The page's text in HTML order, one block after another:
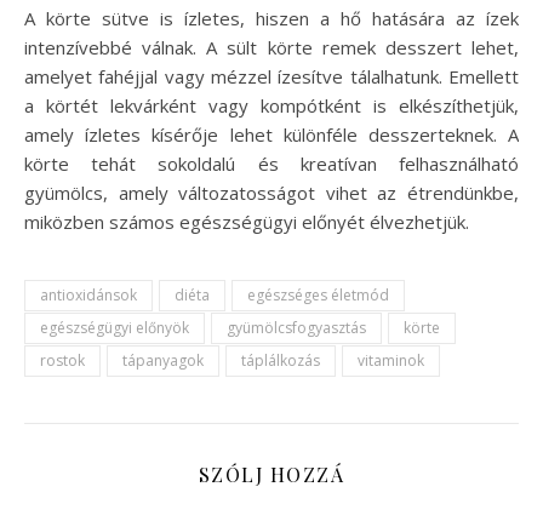
A körte sütve is ízletes, hiszen a hő hatására az ízek
intenzívebbé válnak. A sült körte remek desszert lehet,
amelyet fahéjjal vagy mézzel ízesítve tálalhatunk. Emellett
a körtét lekvárként vagy kompótként is elkészíthetjük,
amely ízletes kísérője lehet különféle desszerteknek. A
körte tehát sokoldalú és kreatívan felhasználható
gyümölcs, amely változatosságot vihet az étrendünkbe,
miközben számos egészségügyi előnyét élvezhetjük.
antioxidánsok diéta
egészséges életmód
egészségügyi előnyök
gyümölcsfogyasztás
körte
rostok
tápanyagok táplálkozás vitaminok
SZÓLJ HOZZÁ